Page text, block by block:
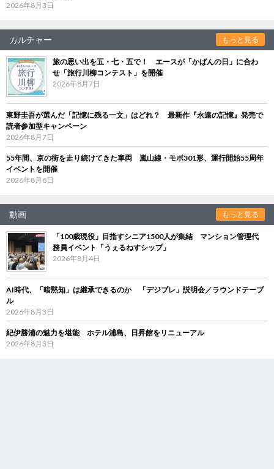
2026年8月3日
カルチャー もっと見る
旅の思い出を五・七・五で！ エースが「かばんの日」に合わ
せ「旅行川柳コンテスト」を開催
2026年8月7日
東野圭吾が選んだ「記憶に残る一文」はどれ？ 最新作『永遠の記憶』発売で
読者参加型キャンペーン
2026年8月7日
55年間、京の街を走り続けてきた車両 嵐山線・モボ301形、運行開始55周年
イベントを開催
2026年8月6日
動画 もっと見る
「100歳現役」目指すシニア1500人が集結 マンション管理代
務員イベント「うぇるねすシップ」
2026年8月4日
AI時代、「暗黙知」は継承できるのか 「デジブレ」説明会／ラウンドテーブ
ル
2026年8月3日
紀伊勝浦の魅力を堪能 ホテル浦島、日昇館をリニューアル
2026年8月3日